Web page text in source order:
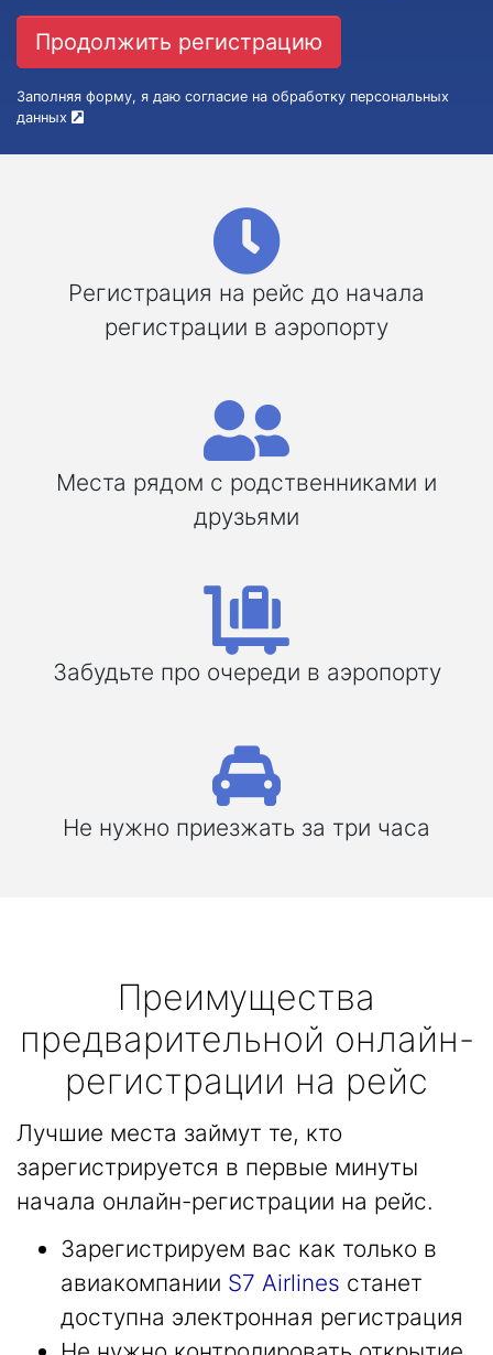
Заполняя форму, я даю согласие на обработку персональных
данных
Регистрация на рейс до начала
регистрации в аэропорту
Места рядом с родственниками и
друзьями
Забудьте про очереди в аэропорту
Не нужно приезжать за три часа
Преимущества
предварительной онлайн-
регистрации на рейс
Лучшие места займут те, кто
зарегистрируется в первые минуты
начала онлайн-регистрации на рейс.
Зарегистрируем вас как только в
авиакомпании S7 Airlines станет
доступна электронная регистрация